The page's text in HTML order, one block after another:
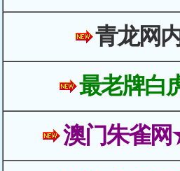
青龙网
最老牌白
澳门朱雀